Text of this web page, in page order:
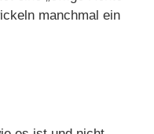
manchmal ein